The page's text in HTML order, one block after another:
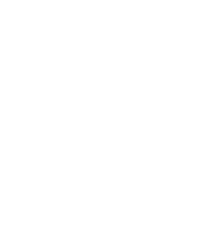
ta bort något av